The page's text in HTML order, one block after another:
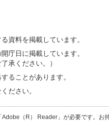
資料を掲載しています。
庁日に掲載しています。
承ください。）
ることがあります。
ださい。
（R） Reader」が必要です。お